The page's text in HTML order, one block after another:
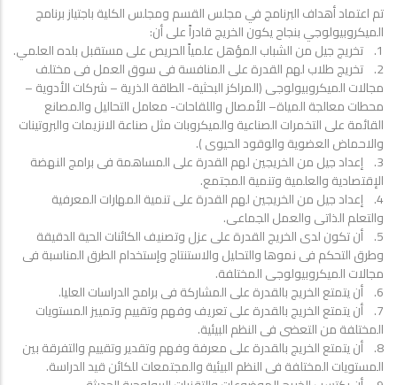
تم اعتماد أهداف البرنامج في مجلس القسم ومجلس الكلية باجتياز برنامج
الميكروبيولوجي بنجاح يكون الخريج قادراً على أن:
1. تخريج جيل من الشباب المؤهل علمياً الحريص على مستقبل بلده العلمي.
2. تخريج طلاب لهم القدرة على المنافسة فى سوق العمل فى مختلف
مجالات الميكروبيولوجى (المراكز البحثية- الطاقة الذرية – شركات الأدوية –
محطات معالجة المياة– الأمصال واللقاحات- معامل التحاليل والمصانع
القائمة على التخمرات الصناعية والميكروبات مثل صناعة الانزيمات والبروتينات
والاحماض العضوية والوقود الحيوى ).
3. إعداد جيل من الخريجين لهم القدرة على المساهمة فى برامج النهضة
الإقتصادية والعلمية وتنمية المجتمع.
4. إعداد جيل من الخريجين لهم القدرة على تنمية المهارات المعرفية
والتعلم الذاتى والعمل الجماعى.
5. أن تكون لدى الخريج القدرة على عزل وتصنيف الكائنات الحية الدقيقة
وطرق التحكم فى نموها والتحليل والاستنتاج وإستخدام الطرق المناسبة فى
مجالات الميكروبيولوجى المختلفة.
6. أن يتمتع الخريج بالقدرة على المشاركة فى برامج الدراسات العليا.
7. أن يتمتع الخريج بالقدرة على تعريف وفهم وتقييم وتمييز المستويات
المختلفة من التعضى فى النظم البيئية.
8. أن يتمتع الخريج بالقدرة على معرفة وفهم وتقدير وتقييم والتفرقة بين
المستويات المختلفة فى النظم البيئية والمجتمعات للكائن قيد الدراسة.